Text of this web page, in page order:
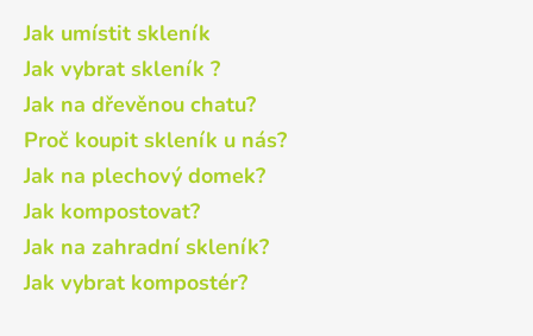
Jak umístit skleník
Jak vybrat skleník ?
Jak na dřevěnou chatu?
Proč koupit skleník u nás?
Jak na plechový domek?
Jak kompostovat?
Jak na zahradní skleník?
Jak vybrat kompostér?